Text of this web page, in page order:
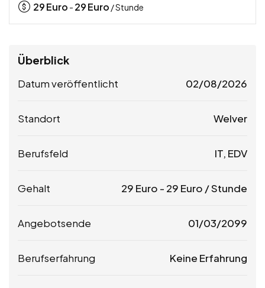
29Euro - 29Euro / Stunde
Überblick
Datum veröffentlicht 02/08/2026
Standort Welver
Berufsfeld IT, EDV
Gehalt 29 Euro - 29 Euro / Stunde
Angebotsende 01/03/2099
Berufserfahrung Keine Erfahrung